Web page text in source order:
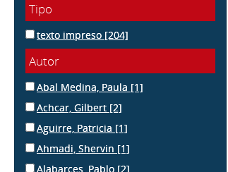
Tipo
texto impreso [204]
Autor
Abal Medina, Paula [1]
Achcar, Gilbert [2]
Aguirre, Patricia [1]
Ahmadi, Shervin [1]
Alabarces, Pablo [2]